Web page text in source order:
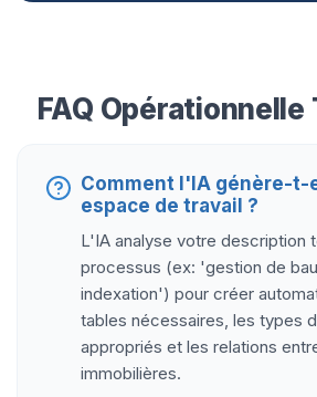
FAQ Opérationnelle
Comment l'IA génère-t-
espace de travail ?
L'IA analyse votre description
processus (ex: 'gestion de
indexation') pour créer
tables nécessaires, les types
appropriés et les relations
immobilières.